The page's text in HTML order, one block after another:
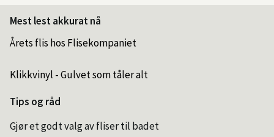
Mest lest akkurat nå
Årets flis hos Flisekompaniet
Klikkvinyl - Gulvet som tåler alt
Tips og råd
Gjør et godt valg av fliser til badet